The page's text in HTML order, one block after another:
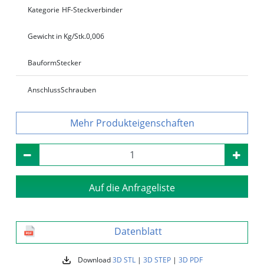
Kategorie HF-Steckverbinder
Gewicht in Kg/Stk.0,006
BauformStecker
AnschlussSchrauben
Produkteigenschaften
Auf die Anfrageliste
Datenblatt
Download3D STL| 3D STEP| 3D PDF